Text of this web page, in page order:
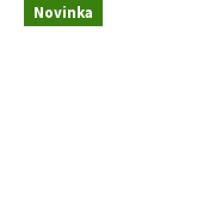
Novinka